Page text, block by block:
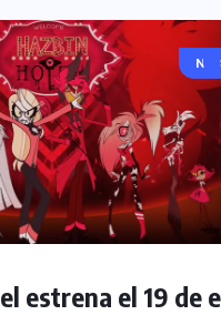
estrena el 19 de